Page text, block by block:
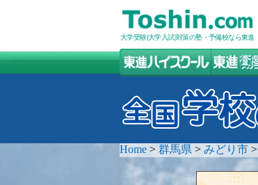
大学受験(大学入試)対策の塾・予備校なら東進
Home > 群馬県 > みどり市 >